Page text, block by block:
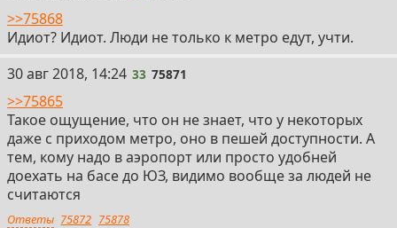
>>75868
Идиот? Идиот. Люди не только к метро едут, учти.
33
30 авг 2018, 14:24 33 75871
>>75865
Такое ощущение, что он не знает, что у некоторых
даже с приходом метро, оно в пешей доступности. А
тем, кому надо в аэропорт или просто удобней
доехать на басе до ЮЗ, видимо вообще за людей не
считаются
Ответы 75872 75878